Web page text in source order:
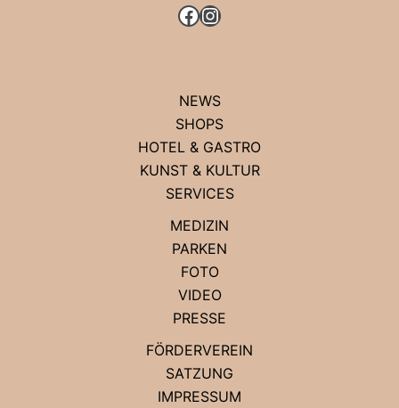
FACEBOOK
INSTAGRAM
NEWS
SHOPS
HOTEL & GASTRO
KUNST & KULTUR
SERVICES
MEDIZIN
PARKEN
FOTO
VIDEO
PRESSE
FÖRDERVEREIN
SATZUNG
IMPRESSUM